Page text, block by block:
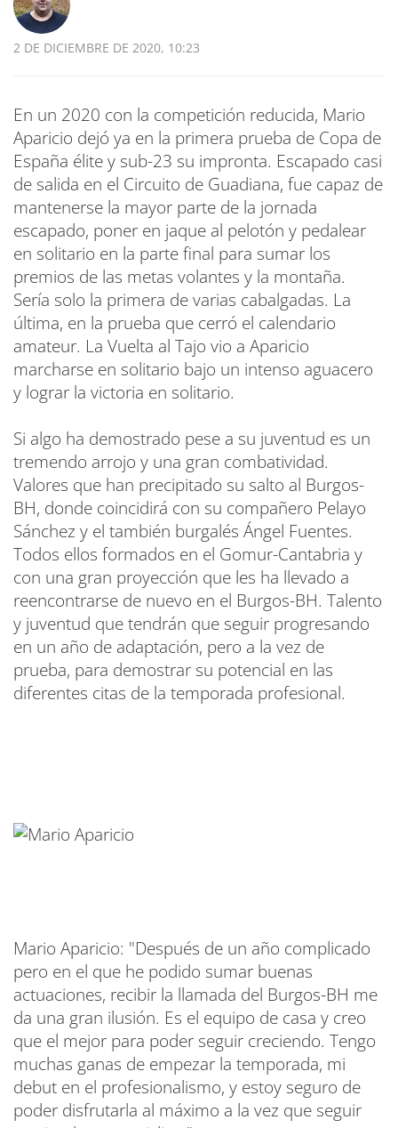
2 DE DICIEMBRE DE 2020, 10:23
En un 2020 con la competición reducida, Mario
Aparicio dejó ya en la primera prueba de Copa de
España élite y sub-23 su impronta. Escapado casi
de salida en el Circuito de Guadiana, fue capaz de
mantenerse la mayor parte de la jornada
escapado, poner en jaque al pelotón y pedalear
en solitario en la parte final para sumar los
premios de las metas volantes y la montaña.
Sería solo la primera de varias cabalgadas. La
última, en la prueba que cerró el calendario
amateur. La Vuelta al Tajo vio a Aparicio
marcharse en solitario bajo un intenso aguacero
y lograr la victoria en solitario.
Si algo ha demostrado pese a su juventud es un
tremendo arrojo y una gran combatividad.
Valores que han precipitado su salto al Burgos-
BH, donde coincidirá con su compañero Pelayo
Sánchez y el también burgalés Ángel Fuentes.
Todos ellos formados en el Gomur-Cantabria y
con una gran proyección que les ha llevado a
reencontrarse de nuevo en el Burgos-BH. Talento
y juventud que tendrán que seguir progresando
en un año de adaptación, pero a la vez de
prueba, para demostrar su potencial en las
diferentes citas de la temporada profesional.
Mario Aparicio: "Después de un año complicado
pero en el que he podido sumar buenas
actuaciones, recibir la llamada del Burgos-BH me
da una gran ilusión. Es el equipo de casa y creo
que el mejor para poder seguir creciendo. Tengo
muchas ganas de empezar la temporada, mi
debut en el profesionalismo, y estoy seguro de
poder disfrutarla al máximo a la vez que seguir